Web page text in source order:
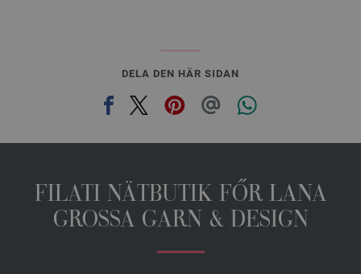
DELA DEN HÄR SIDAN
FILATI NÄTBUTIK FŐR LANA
GROSSA GARN & DESIGN